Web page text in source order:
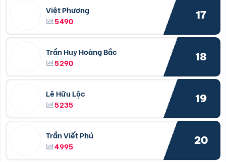
Việt Phương
5490
17
Trần Huy Hoàng Bắc
5290
18
Lê Hữu Lộc
5235
19
Trần Viết Phú
4995
20